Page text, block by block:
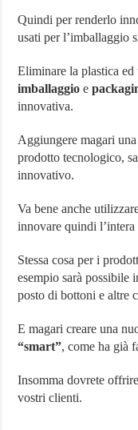
Quindi per renderlo
usati per l’imballaggio
Eliminare la plastica
imballaggio e
innovativa.
Aggiungere magari una
prodotto tecnologico,
innovativo.
Va bene anche
innovare quindi l’intera
Stessa cosa per i
esempio sarà possibile
posto di bottoni e altre
E magari creare una
“smart”, come ha già
Insomma dovrete
vostri clienti.